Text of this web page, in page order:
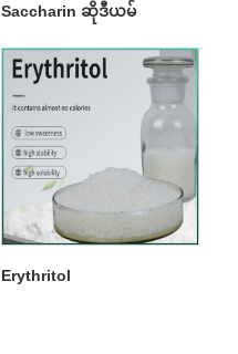
Saccharin ဆိုဒီယမ်
Erythritol